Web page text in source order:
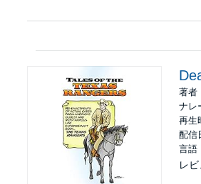
著
ナレ
再生
配信
言語
レ